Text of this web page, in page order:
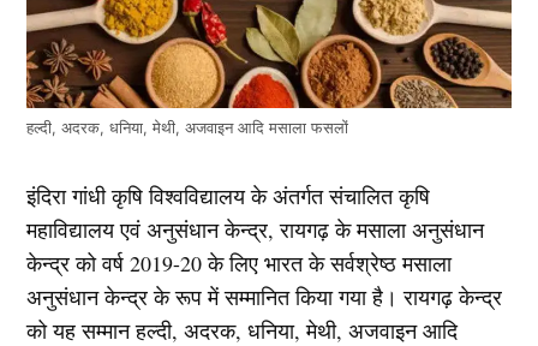
हल्दी, अदरक, धनिया, मेथी, अजवाइन आदि मसाला फसलों
इंदिरा गांधी कृषि विश्वविद्यालय के अंतर्गत संचालित कृषि
महाविद्यालय एवं अनुसंधान केन्द्र, रायगढ़ के मसाला अनुसंधान
केन्द्र को वर्ष 2019-20 के लिए भारत के सर्वश्रेष्ठ मसाला
अनुसंधान केन्द्र के रूप में सम्मानित किया गया है। रायगढ़ केन्द्र
को यह सम्मान हल्दी, अदरक, धनिया, मेथी, अजवाइन आदि